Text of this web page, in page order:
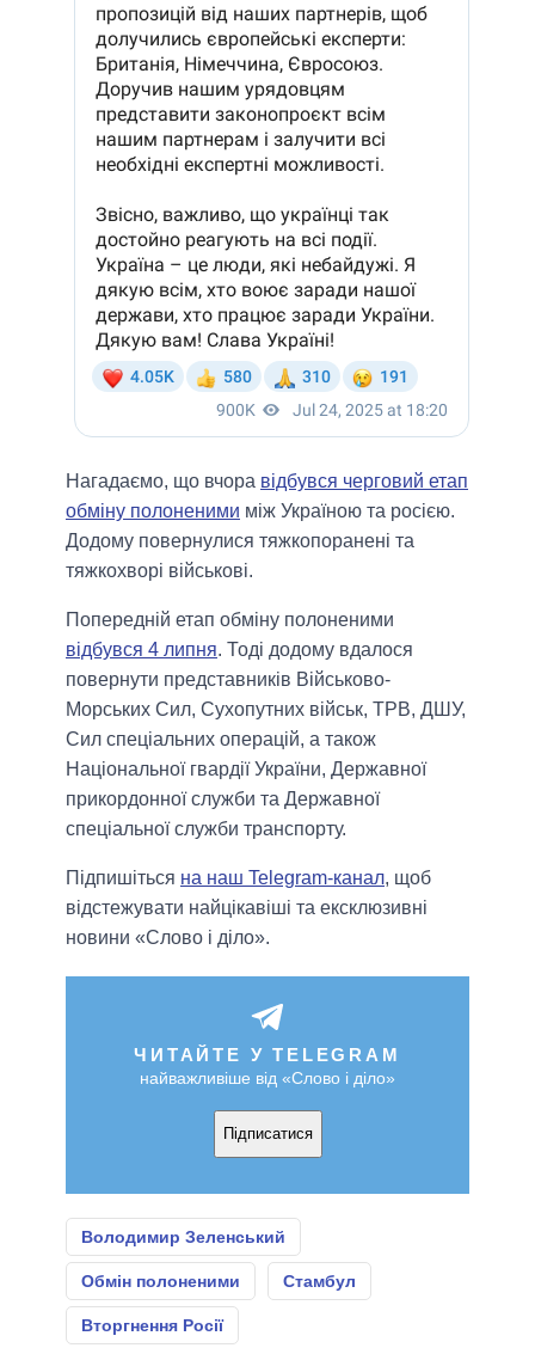
Нагадаємо, що вчора відбувся черговий етап
обміну полоненими між Україною та росією.
Додому повернулися тяжкопоранені та
тяжкохворі військові.
Попередній етап обміну полоненими
відбувся 4 липня. Тоді додому вдалося
повернути представників Військово-
Морських Сил, Сухопутних військ, ТРВ, ДШУ,
Сил спеціальних операцій, а також
Національної гвардії України, Державної
прикордонної служби та Державної
спеціальної служби транспорту.
Підпишіться на наш Telegram-канал, щоб
відстежувати найцікавіші та ексклюзивні
новини «Слово і діло».
ЧИТАЙТЕ У TELEGRAM
найважливіше від «Слово і діло»
Підписатися
Володимир Зеленський
Обмін полоненими Стамбул
Вторгнення Росії